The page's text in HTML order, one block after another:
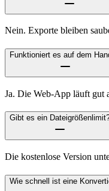
Nein. Exporte bleiben
Funktioniert es auf dem
Ja. Die Web-App läuft gut
Gibt es ein
Die kostenlose Version
Wie schnell ist eine